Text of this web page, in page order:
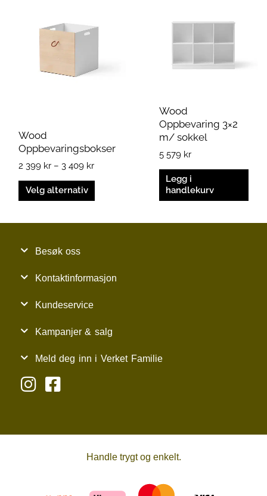
Wood
Oppbevaringsbokser
2 399 kr – 3 409 kr
til
Velg alternativ
varianter.
Wood
Oppbevaring 3×2
m/ sokkel
5 579 kr
Legg i
handlekurv
Besøk oss
Kontaktinformasjon
Kundeservice
Kampanjer & salg
Meld deg inn i Verket Familie
Handle trygt og enkelt.